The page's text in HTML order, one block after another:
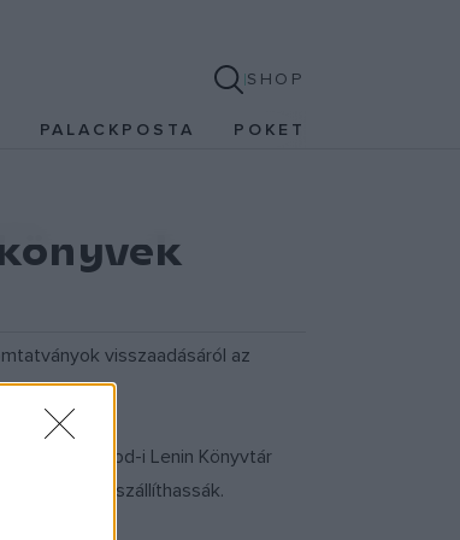
SHOP
PALACKPOSTA POKET
visszaadásáról az
Novgorod-i Lenin Könyvtár
hazaszállíthassák.